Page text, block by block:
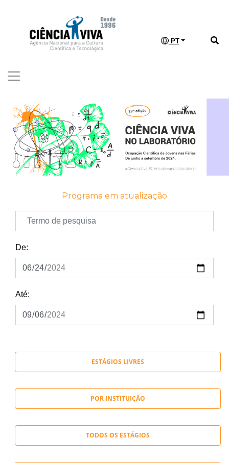
PT
Programa em atualização
De:
Até:
ESTÁGIOS LIVRES
POR INSTITUIÇÃO
TODOS OS ESTÁGIOS